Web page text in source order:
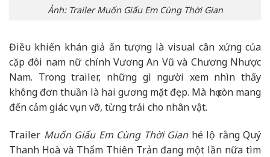
Ảnh: Trailer Muốn Giấu Em Cùng Thời Gian
Điều khiến khán giả ấn tượng là visual cân xứng của
cặp đôi nam nữ chính Vương An Vũ và Chương Nhược
Nam. Trong trailer, những gì người xem nhìn thấy
không đơn thuần là hai gương mặt đẹp. Mà họ còn mang
đến cảm giác vụn vỡ, từng trải cho nhân vật.
Trailer Muốn Giấu Em Cùng Thời Gianhé lộ rằng Quý
Thanh Hoà và Thẩm Thiên Trản đang một lần nữa tìm